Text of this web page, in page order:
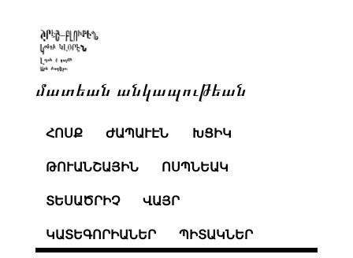
մատեան անկապութեան
ՀՈՍՔ ԺԱՊԱՒԷՆ ԽՑԻԿ
ԹՈՒԱՆՇԱՅԻՆ ՈՍՊՆԵԱԿ
ՏԵՍԱԾՐԻՉ ՎԱՅՐ
ԿԱՏԵԳՈՐԻԱՆԵՐ ՊԻՏԱԿՆԵՐ